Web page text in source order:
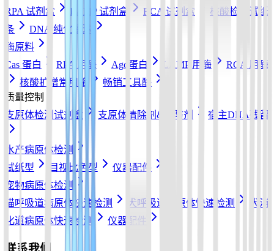
RPA 试剂盒
LAMP 试剂盒 RCA 试剂盒
核酸检测试纸
条
DNA 纯化磁珠
酶原料
Cas 蛋白
RPA 用酶 Ago蛋白 LAMP 用酶
RCA 用酶
核酸扩增常用酶
畅销工具酶
质量控制
支原体检测试剂盒
支原体清除剂&预防剂 宿主DNA残留
水产病原体检测
试纸型
目视比色型
仪器配件
宠物病原体检测
猫呼吸道病原体快速检测
犬呼吸道病原体快速检测
犬消
化道病原体快速检测
仪器配件
联系我们